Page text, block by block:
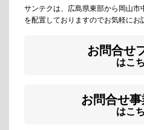
サンテクは、広島県東部から岡山市
を配置しておりますのでお気軽にお
お問合せ
はこ
お問合せ
はこ